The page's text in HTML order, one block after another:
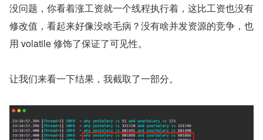
没问题，你看着涨工资就一个线程执行着，这比工资也没有
修改值，看起来好像没啥毛病？没有啥并发资源的竞争，也
用 volatile 修饰了保证了可见性。
让我们来看一下结果，我截取了一部分。